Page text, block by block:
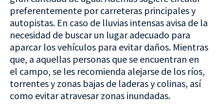
preferentemente por carreteras principales y
autopistas. En caso de lluvias intensas avisa de la
necesidad de buscar un lugar adecuado para
aparcar los vehículos para evitar daños. Mientras
que, a aquellas personas que se encuentran en
el campo, se les recomienda alejarse de los ríos,
torrentes y zonas bajas de laderas y colinas, así
como evitar atravesar zonas inundadas.